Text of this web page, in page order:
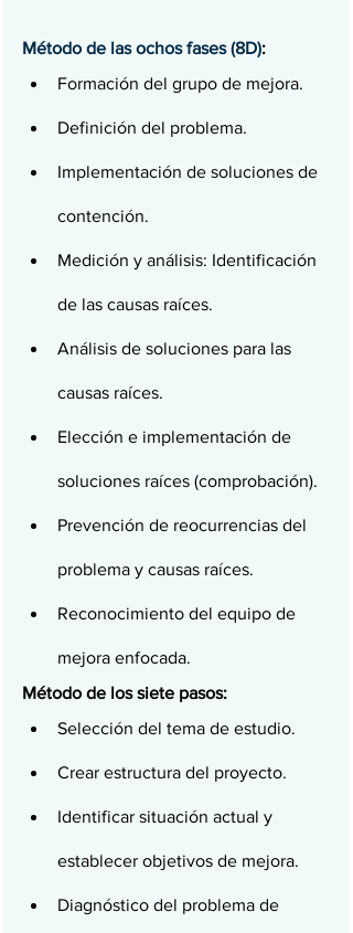
Método de las ochos fases (8D):
Formación del grupo de mejora.
Definición del problema.
Implementación de soluciones de
contención.
Medición y análisis: Identificación
de las causas raíces.
Análisis de soluciones para las
causas raíces.
Elección e implementación de
soluciones raíces (comprobación).
Prevención de reocurrencias del
problema y causas raíces.
Reconocimiento del equipo de
mejora enfocada.
Método de los siete pasos:
Selección del tema de estudio.
Crear estructura del proyecto.
Identificar situación actual y
establecer objetivos de mejora.
Diagnóstico del problema de